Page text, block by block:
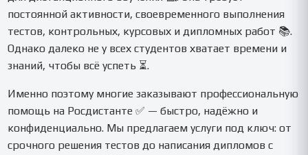
постоянной активности, своевременного выполнения
тестов, контрольных, курсовых и дипломных работ 📚.
Однако далеко не у всех студентов хватает времени и
знаний, чтобы всё успеть ⏳.
Именно поэтому многие заказывают профессиональную
помощь на Росдистанте ✅ — быстро, надёжно и
конфиденциально. Мы предлагаем услуги под ключ: от
срочного решения тестов до написания дипломов с